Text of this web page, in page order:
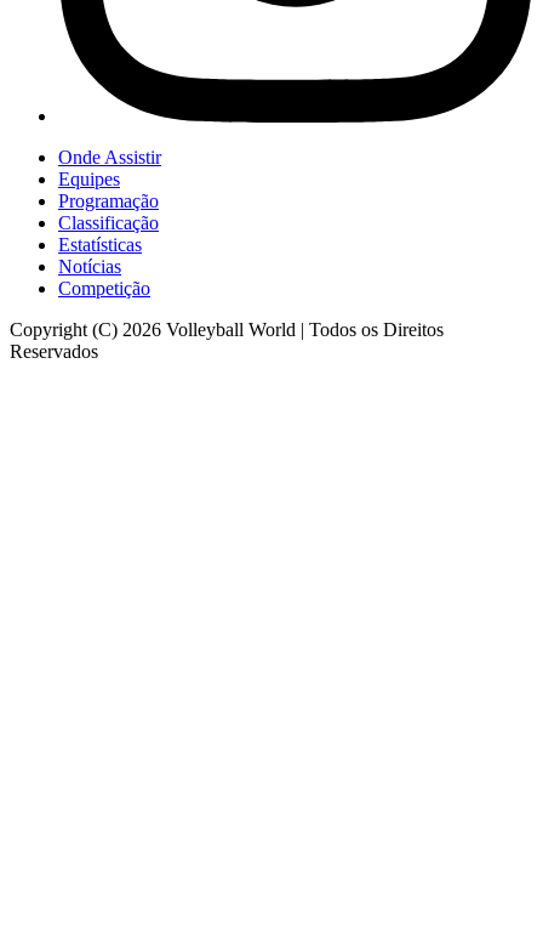
Onde Assistir
Equipes
Programação
Classificação
Estatísticas
Notícias
Competição
Copyright (C) 2026 Volleyball World | Todos os Direitos
Reservados